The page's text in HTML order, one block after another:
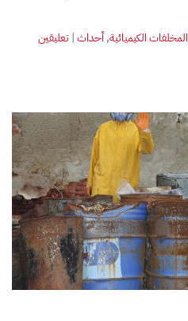
المخلفات الكيميائية,أحداث|تعليقينعلى